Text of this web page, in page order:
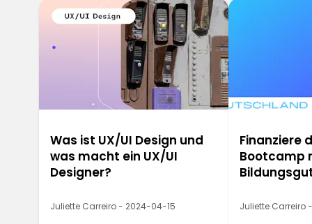
Was ist UX/UI Design und
was macht ein UX/UI
Designer?
Juliette Carreiro - 2024-04-15
Finanziere
Bootcamp
Juliette Carreiro